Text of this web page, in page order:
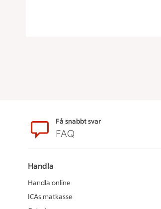
SidfotFå snabbt svar
FAQ
Handla
Handla online
ICAs matkasse